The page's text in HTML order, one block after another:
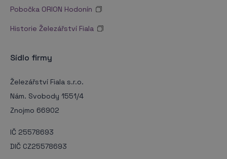
Pobočka ORION Hodonín
Historie Železářství Fiala
Sídlo firmy
Železářství Fiala s.r.o.
Nám. Svobody 1551/4
Znojmo 66902
IČ 25578693
DIČ CZ25578693